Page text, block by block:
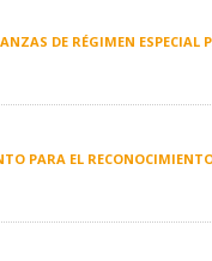
DE RÉGIMEN
PARA EL